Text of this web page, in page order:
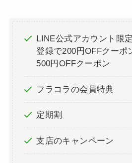
LINE公式アカウント限
登録で200円OFFクーポ
500円OFFクーポン
フラコラの会員特典
定期割
支店のキャンペーン